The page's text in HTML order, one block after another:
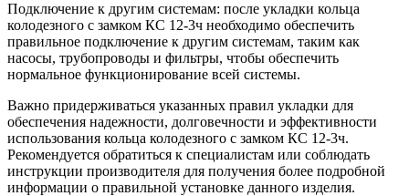
Подключение к другим системам: после укладки кольца
колодезного с замком КС 12-3ч необходимо обеспечить
правильное подключение к другим системам, таким как
насосы, трубопроводы и фильтры, чтобы обеспечить
нормальное функционирование всей системы.
Важно придерживаться указанных правил укладки для
обеспечения надежности, долговечности и эффективности
использования кольца колодезного с замком КС 12-3ч.
Рекомендуется обратиться к специалистам или соблюдать
инструкции производителя для получения более подробной
информации о правильной установке данного изделия.